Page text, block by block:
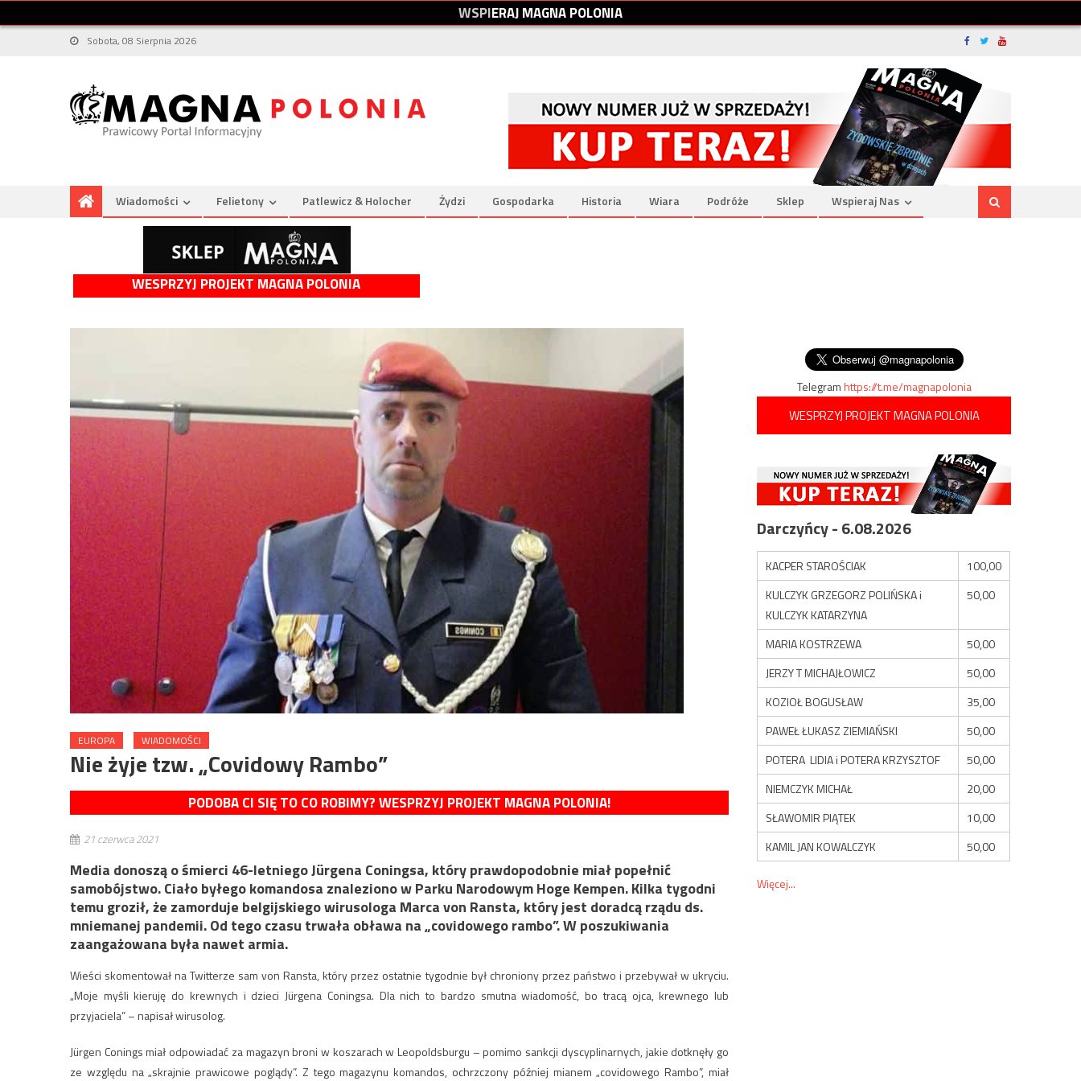
WSPIERAJMAGNAPOLONIA
Sobota, 08 Sierpnia 2026
Wiadomości Felietony Patlewicz & Holocher Żydzi Gospodarka Historia Wiara Podróże Sklep Wspieraj Nas
WESPRZYJ PROJEKT MAGNA POLONIA
EUROPA WIADOMOŚCI
Nie żyje tzw. „Covidowy Rambo”
PODOBA CI SIĘ TO CO ROBIMY? WESPRZYJ PROJEKT MAGNA POLONIA!
21 czerwca 2021
Media donoszą o śmierci 46-letniego Jürgena Coningsa, który prawdopodobnie miał popełnić
samobójstwo. Ciało byłego komandosa znaleziono w Parku Narodowym Hoge Kempen. Kilka tygodni
temu groził, że zamorduje belgijskiego wirusologa Marca von Ransta, który jest doradcą rządu ds.
mniemanej pandemii. Od tego czasu trwała obława na „covidowego rambo”. W poszukiwania
zaangażowana była nawet armia.
Wieści skomentował na Twitterze sam von Ransta, który przez ostatnie tygodnie był chroniony przez państwo i przebywał w ukryciu.
„Moje myśli kieruję do krewnych i dzieci Jürgena Coningsa. Dla nich to bardzo smutna wiadomość, bo tracą ojca, krewnego lub
przyjaciela” – napisał wirusolog.
Jürgen Conings miał odpowiadać za magazyn broni w koszarach w Leopoldsburgu – pomimo sankcji dyscyplinarnych, jakie dotknęły go
ze względu na „skrajnie prawicowe poglądy”. Z tego magazynu komandos, ochrzczony później mianem „covidowego Rambo”, miał
Telegramhttps://t.me/magnapolonia
WESPRZYJ PROJEKT MAGNA POLONIA
Darczyńcy - 6.08.2026
KACPER STAROŚCIAK
100,00
KULCZYK GRZEGORZ POLIŃSKA i
KULCZYK KATARZYNA
50,00
MARIA KOSTRZEWA
50,00
JERZY T MICHAJŁOWICZ
50,00
KOZIOŁ BOGUSŁAW
35,00
PAWEŁ ŁUKASZ ZIEMIAŃSKI
50,00
POTERA LIDIA i POTERA KRZYSZTOF
50,00
NIEMCZYK MICHAŁ
20,00
SŁAWOMIR PIĄTEK
10,00
KAMIL JAN KOWALCZYK
50,00
Więcej...